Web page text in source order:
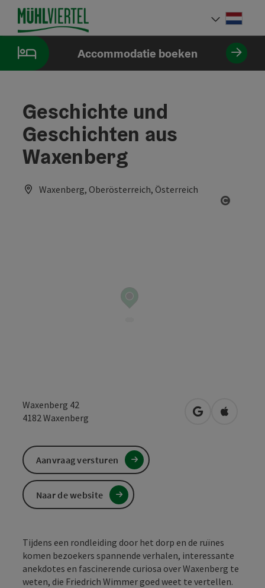
InhoudAccesskey
[0]
NavigatieAccesskey
[1]
PaginabeginAccesskey
[2]
Accommodatie boeken
Geschichte und
Geschichten aus
Waxenberg
Waxenberg, Oberösterreich, Österreich
Waxenberg 42
4182Waxenberg Openen inOpenen
Tijdens een rondleiding door het dorp en de ruïnes
komen bezoekers spannende verhalen, interessante
anekdotes en fascinerende curiosa over Waxenberg te
weten, die Friedrich Wimmer goed weet te vertellen.
Aanvraag versturen
Naar de website